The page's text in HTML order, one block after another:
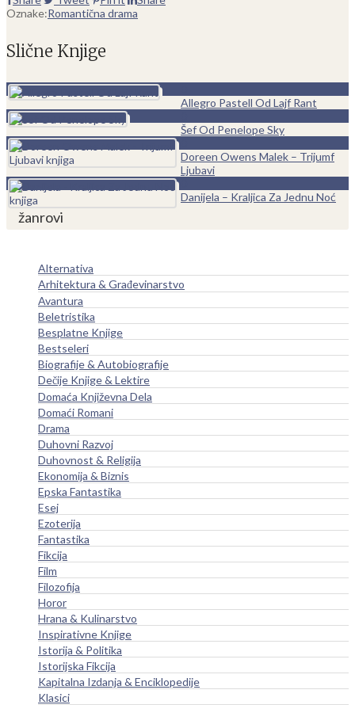
Oznake:Romantična drama
Slične Knjige
Allegro Pastell Od Lajf Rant
Šef Od Penelope Sky
Doreen Owens Malek – Trijumf
Ljubavi
Danijela – Kraljica Za Jednu Noć
žanrovi
Alternativa
Arhitektura & Građevinarstvo
Avantura
Beletristika
Besplatne Knjige
Bestseleri
Biografije & Autobiografije
Dečije Knjige & Lektire
Domaća Književna Dela
Domaći Romani
Drama
Duhovni Razvoj
Duhovnost & Religija
Ekonomija & Biznis
Epska Fantastika
Esej
Ezoterija
Fantastika
Fikcija
Film
Filozofija
Horor
Hrana & Kulinarstvo
Inspirativne Knjige
Istorija & Politika
Istorijska Fikcija
Kapitalna Izdanja & Enciklopedije
Klasici